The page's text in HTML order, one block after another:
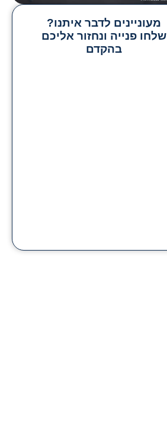
מעוניינים לדבר איתנו?
שלחו פנייה ונחזור אליכם
בהקדם